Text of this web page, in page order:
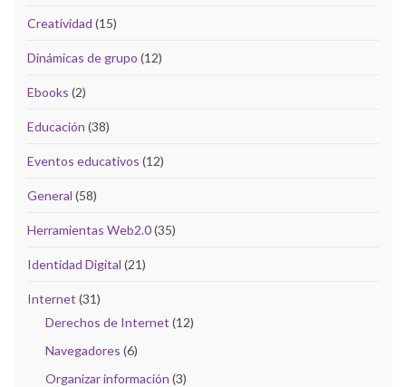
Creatividad (15)
Dinámicas de grupo (12)
Ebooks (2)
Educación (38)
Eventos educativos (12)
General (58)
Herramientas Web2.0(35)
Identidad Digital (21)
Internet (31)
Derechos de Internet (12)
Navegadores (6)
Organizar información (3)